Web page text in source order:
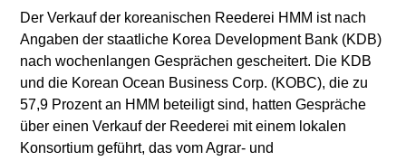
Der Verkauf der koreanischen Reederei HMM ist nach
Angaben der staatliche Korea Development Bank (KDB)
nach wochenlangen Gesprächen gescheitert. Die KDB
und die Korean Ocean Business Corp. (KOBC), die zu
57,9 Prozent an HMM beteiligt sind, hatten Gespräche
über einen Verkauf der Reederei mit einem lokalen
Konsortium geführt, das vom Agrar- und